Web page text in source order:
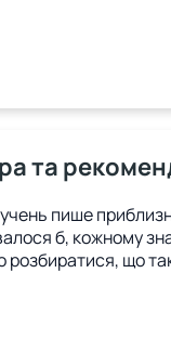
та
пише
б, кожному
що